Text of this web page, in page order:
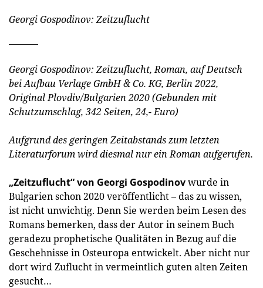
Georgi Gospodinov: Zeitzuflucht
Georgi Gospodinov: Zeitzuflucht, Roman, auf Deutsch
bei Aufbau Verlage GmbH & Co. KG, Berlin 2022,
Original Plovdiv/Bulgarien 2020 (Gebunden mit
Schutzumschlag, 342 Seiten, 24,- Euro)
Aufgrund des geringen Zeitabstands zum letzten
Literaturforum wird diesmal nur ein Roman aufgerufen.
„Zeitzuflucht“ von Georgi Gospodinovwurde in
Bulgarien schon 2020 veröffentlicht – das zu wissen,
ist nicht unwichtig. Denn Sie werden beim Lesen des
Romans bemerken, dass der Autor in seinem Buch
geradezu prophetische Qualitäten in Bezug auf die
Geschehnisse in Osteuropa entwickelt. Aber nicht nur
dort wird Zuflucht in vermeintlich guten alten Zeiten
gesucht…